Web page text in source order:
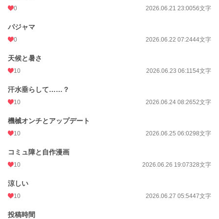
0 2026.06.21 23:0056文字
パジャマ
0 2026.06.22 07:2444文字
天候と暑さ
10 2026.06.23 06:1154文字
汗水垂らして……？
10 2026.06.24 08:2652文字
機械オンチとアップデート
10 2026.06.25 06:0298文字
コミュ障と自作漫画
10 2026.06.26 19:07328文字
涼しい
10 2026.06.27 05:5447文字
投稿時間